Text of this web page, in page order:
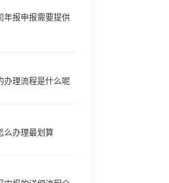
年报申报需要提供
办理流程是什么呢
么办理最划算